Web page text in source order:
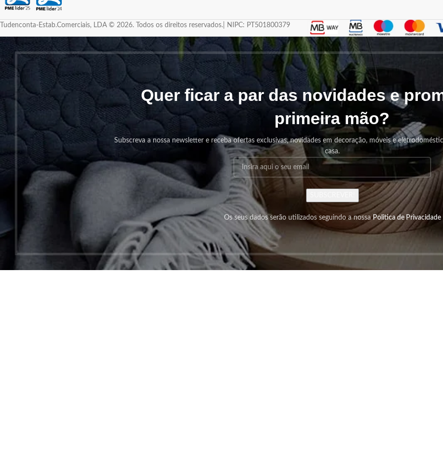
Tudenconta-Estab.Comerciais, LDA © 2026. Todos os direitos reservados.| NIPC: PT501800379
Quer ficar a par das novidades e
primeira mão?
Subscreva a nossa newsletter e receba ofertas exclusivas, novidades em decoração, móveis e
casa.
Os seus dados serão utilizados seguindo a nossaPolitica de Privacidade